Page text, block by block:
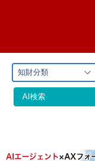
知財分類
AI検索